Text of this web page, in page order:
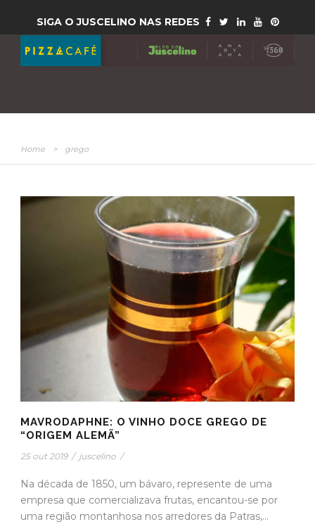
SIGA O JUSCELINO NAS REDES
Home > grego
MAVRODAPHNE: O VINHO DOCE GREGO DE
“ORIGEM ALEMÃ”
25 out 2019 / juscelino /
Na década de 1850, um bávaro, represente de uma
empresa que comercializava frutas, encantou-se por
uma região montanhosa nos arredores da Patras,...